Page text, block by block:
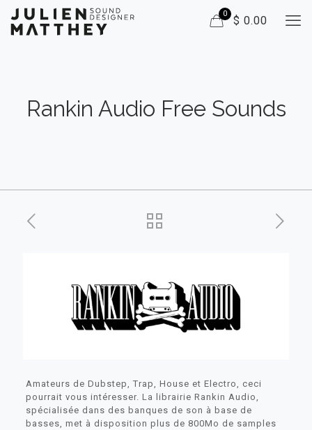
0
$ 0.00
Rankin Audio Free Sounds
Amateurs de Dubstep, Trap, House et Electro, ceci
pourrait vous intéresser. La librairie Rankin Audio,
spécialisée dans des banques de son à base de
basses, met à disposition plus de 800Mo de samples